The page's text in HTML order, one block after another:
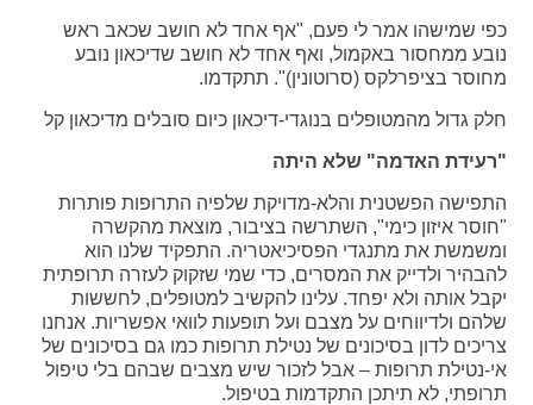
כפי שמישהו אמר לי פעם, "אף אחד לא חושב שכאב ראש
נובע ממחסור באקמול, ואף אחד לא חושב שדיכאון נובע
מחוסר בציפרלקס (סרוטונין)". תתקדמו.
חלק גדול מהמטופלים בנוגדי-דיכאון כיום סובלים מדיכאון קל
"רעידת האדמה" שלא היתה
התפישה הפשטנית והלא-מדויקת שלפיה התרופות פותרות
"חוסר איזון כימי", השתרשה בציבור, מוצאת מהקשרה
ומשמשת את מתנגדי הפסיכיאטריה. התפקיד שלנו הוא
להבהיר ולדייק את המסרים, כדי שמי שזקוק לעזרה תרופתית
יקבל אותה ולא יפחד. עלינו להקשיב למטופלים, לחששות
שלהם ולדיווחים על מצבם ועל תופעות לוואי אפשריות. אנחנו
צריכים לדון בסיכונים של נטילת תרופות כמו גם בסיכונים של
אי-נטילת תרופות – אבל לזכור שיש מצבים שבהם בלי טיפול
תרופתי, לא תיתכן התקדמות בטיפול.